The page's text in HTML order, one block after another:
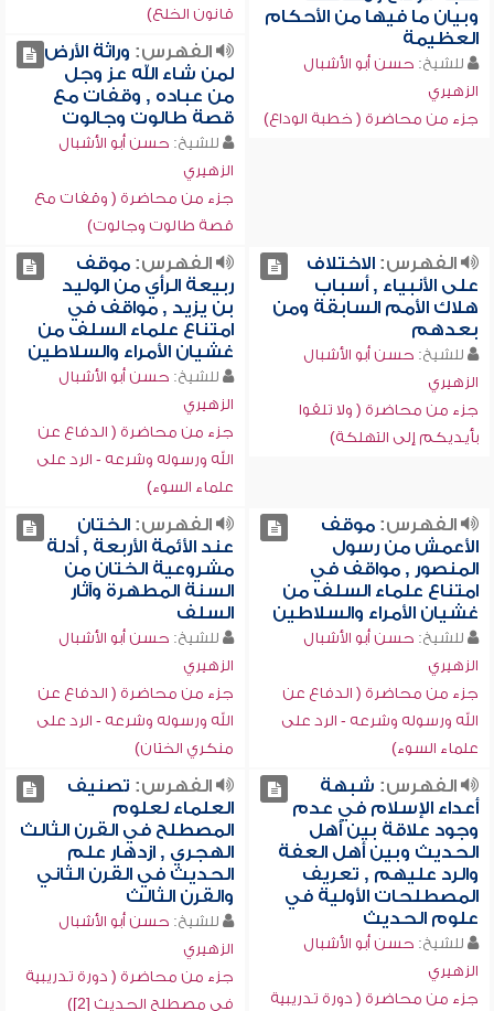
وبيان ما فيها من الأحكام
العظيمة
للشيخ: حسن أبو الأشبال
الزهيري
جزء من محاضرة ( خطبة الوداع)
قانون الخلع)
الفهرس: وراثة الأرض
لمن شاء الله عز وجل
من عباده , وقفات مع
قصة طالوت وجالوت
للشيخ: حسن أبو الأشبال
الزهيري
جزء من محاضرة ( وقفات مع
قصة طالوت وجالوت)
الفهرس:الاختلاف
على الأنبياء , أسباب
هلاك الأمم السابقة ومن
بعدهم
للشيخ: حسن أبو الأشبال
الزهيري
جزء من محاضرة ( ولا تلقوا
بأيديكم إلى التهلكة)
الفهرس:موقف
ربيعة الرأي من الوليد
بن يزيد , مواقف في
امتناع علماء السلف من
غشيان الأمراء والسلاطين
للشيخ: حسن أبو الأشبال
الزهيري
جزء من محاضرة ( الدفاع عن
الله ورسوله وشرعه - الرد على
علماء السوء)
الفهرس:موقف
الأعمش من رسول
المنصور , مواقف في
امتناع علماء السلف من
غشيان الأمراء والسلاطين
للشيخ: حسن أبو الأشبال
الزهيري
جزء من محاضرة ( الدفاع عن
الله ورسوله وشرعه - الرد على
علماء السوء)
الفهرس:الختان
عند الأئمة الأربعة , أدلة
مشروعية الختان من
السنة المطهرة وآثار
السلف
للشيخ: حسن أبو الأشبال
الزهيري
جزء من محاضرة ( الدفاع عن
الله ورسوله وشرعه - الرد على
منكري الختان)
الفهرس: شبهة
أعداء الإسلام في عدم
وجود علاقة بين أهل
الحديث وبين أهل العفة
والرد عليهم , تعريف
المصطلحات الأولية في
علوم الحديث
للشيخ: حسن أبو الأشبال
الزهيري
جزء من محاضرة ( دورة تدريبية
الفهرس: تصنيف
العلماء لعلوم
المصطلح في القرن الثالث
الهجري , ازدهار علم
الحديث في القرن الثاني
والقرن الثالث
للشيخ: حسن أبو الأشبال
الزهيري
جزء من محاضرة ( دورة تدريبية
في مصطلح الحديث [2])